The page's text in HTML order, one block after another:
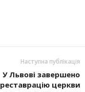
Наступна публікація
У Львові завершено
реставрацію церкви